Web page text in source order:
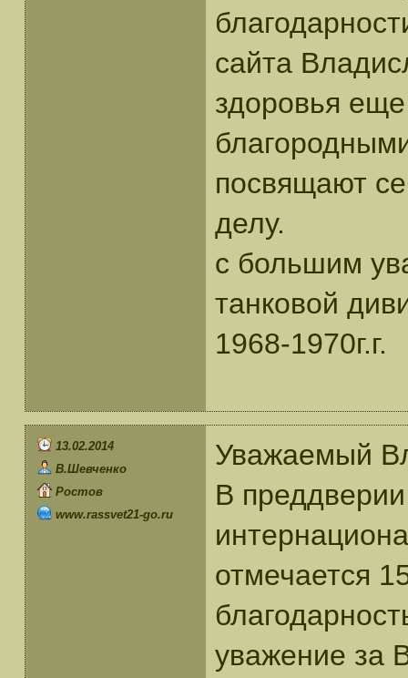
сайта
здоровья
посвящают
делу.
с большим
танковой
1968-1970г.г.
13.02.2014
В.Шевченко
Ростов
www.rassvet21-go.ru
Уважаемый
В
отмечается
уважение за